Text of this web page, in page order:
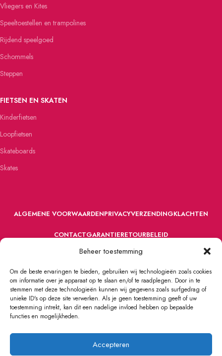
Beheer toestemming
Om de beste ervaringen te bieden, gebruiken wij technologieën zoals cookies
om informatie over je apparaat op te slaan en/of te raadplegen. Door in te
stemmen met deze technologieën kunnen wij gegevens zoals surfgedrag of
unieke ID's op deze site verwerken. Als je geen toestemming geeft of uw
toestemming intrekt, kan dit een nadelige invloed hebben op bepaalde
functies en mogelijkheden.
Accepteren
Vliegers en Kites
Speeltoestellen en trampolines
Rijdend speelgoed
Schommels
Steppen
FIETSEN EN SKATEN
Kinderfietsen
Loopfietsen
Skateboards
Skates
ALGEMENE VOORWAARDENPRIVACYVERZENDINGKLACHTEN
CONTACTGARANTIERETOURBELEID
VOORDEFUN.NL 2022 Powered by Handelsonderneming MELS.